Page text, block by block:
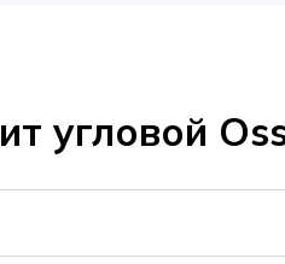
угловой